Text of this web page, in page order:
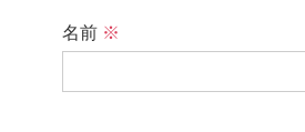
名前 ※